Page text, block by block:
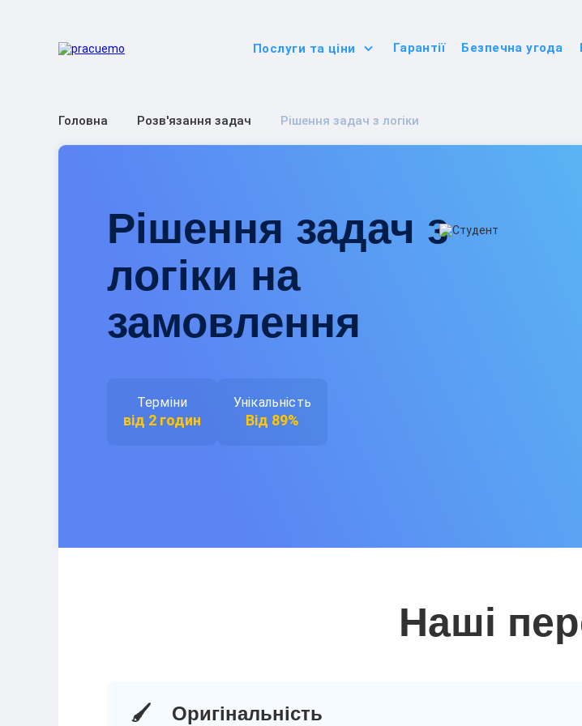
Послуги та ціни Гарантії Безпечна угода
Головна Розв'язання задач Рішення задач з логіки
Рішення задач з
логіки на
замовлення
Терміни
від 2 годин
Унікальність
Від 89%
Наші
🖌️ Оригінальність